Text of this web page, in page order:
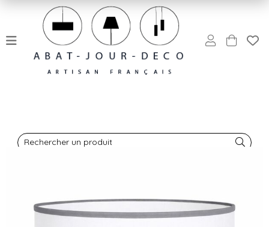
Rechercher un produit